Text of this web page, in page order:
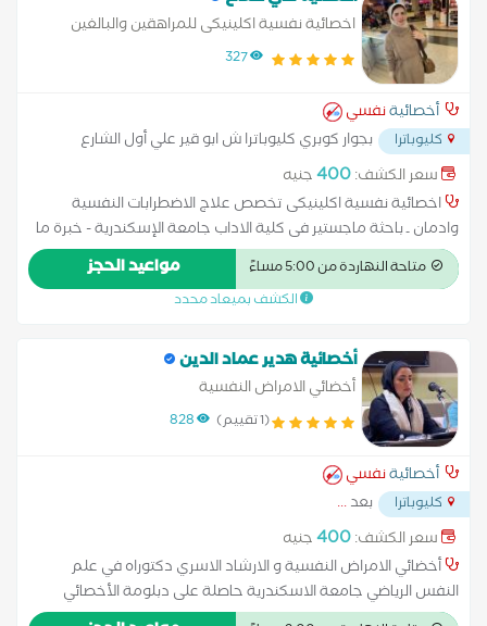
اخصائية نفسية اكلينيكى للمراهقين والبالغين
327
أخصائيةنفسي
كليوباترا
بجوار كوبري كليوباترا ش ابو قير علي أول الشارع
معرض عربيات إسمه Primem car
سعر الكشف:400جنيه
اخصائية نفسية اكلينيكى تخصص علاج الاضطرابات النفسية
وادمان ـ باحثة ماجستير فى كلية الاداب جامعة الإسكندرية - خبرة ما
يزيد عن سنتين بالمجال باستخدام العلاج المعرفي السلوكي (سي بي
تي) وتقنيات تعديل السلوك متخصصة فى العلاج المعرفي السلوكي
لاضطراب كرب ما بعد الصدمة والوسواس القهرى والادمان. - خبرة
أحدث الأبحاث العلمية.
متاحة النهاردة من 5:00 مساءً مواعيد الحجز
الكشف بميعاد محدد
أخصائية هدير عماد الدين
أخضائي الامراض النفسية
(1 تقييم) 828
أخصائيةنفسي
كليوباترا بعد...
سعر الكشف:400جنيه
أخضائي الامراض النفسية و الارشاد الاسري دكتوراه في علم
النفس الرياضي جامعة الاسكندرية حاصلة على دبلومة الأخصائي
النفسي مدربة في منصة الصحة النفسية والارشاد الاسري اخصائي